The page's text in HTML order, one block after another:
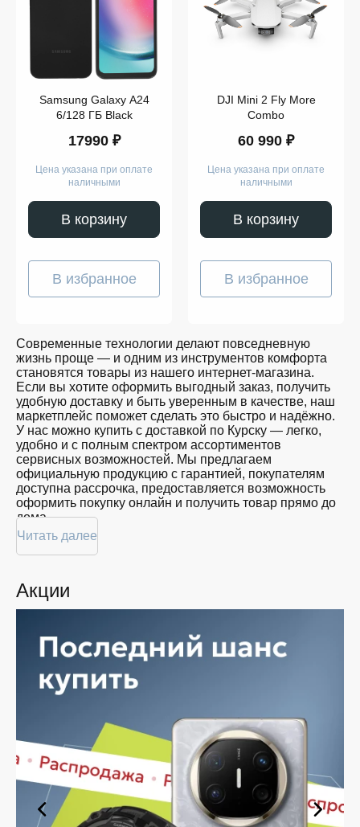
Компьютеры
Гаджеты
Аксессуары
Apple
Samsung
наушники
пылесосы
Выпрямители
волос
Стайлеры
и
работа
Забота
о
близких
Красота
Спорт
Для
дома
Цена
от
до
Показать
ещё
Память
128
GB
Samsung Galaxy A24
6/128 ГБ Black
17990 ₽
Цена указана при оплате
наличными
В корзину
В избранное
DJI Mini 2 Fly More
Combo
60 990 ₽
Цена указана при оплате
наличными
В корзину
В избранное
Современные технологии делают повседневную
жизнь проще — и одним из инструментов комфорта
становятся товары из нашего интернет-магазина.
Если вы хотите оформить выгодный заказ, получить
удобную доставку и быть уверенным в качестве, наш
маркетплейс поможет сделать это быстро и надёжно.
У нас можно купить с доставкой по Курску — легко,
удобно и с полным спектром ассортиментов
сервисных возможностей. Мы предлагаем
официальную продукцию с гарантией, покупателям
доступна рассрочка, предоставляется возможность
оформить покупку онлайн и получить товар прямо до
дома.
Покупателям доступна покупка по привлекательной
цене: мы регулярно обновляем ассортимент, следим
выбор продукции. В нашем магазине в Курске вы
всегда найдёте нужный продукт в нужный момент.
объема, с возможностью выполнить бесплатную
доставку.
Планируете покупку в рассрочку? У нас есть такая
услуга. Мы предлагаем удобные условия оплаты,
выберите нужную позицию, добавьте в корзину и
оформите заявку — купить в Курске вы сможете в
кратчайшие сроки.
Ассортимент в магазине iSpace в
Курске
Читать далее
Акции